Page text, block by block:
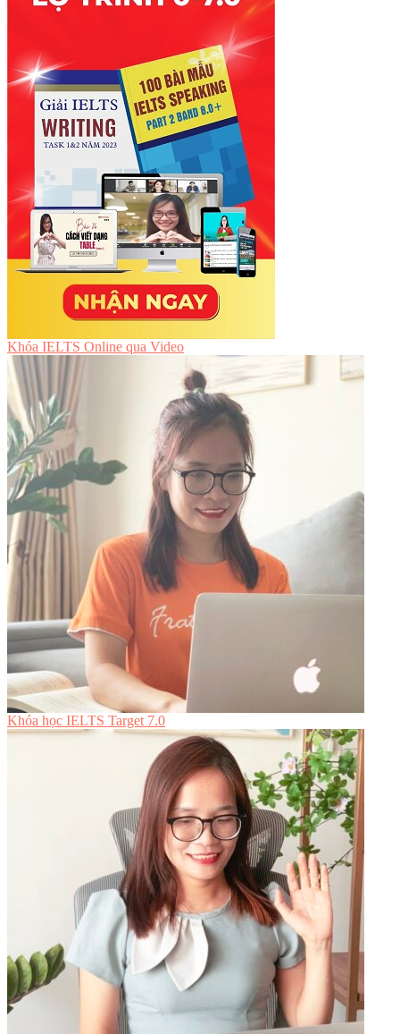
Khóa IELTS Online qua Video
Khóa học IELTS Target 7.0